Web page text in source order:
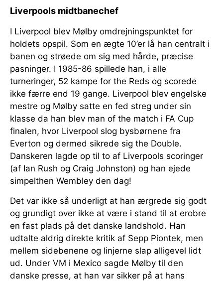
Liverpools midtbanechef
I Liverpool blev Mølby omdrejningspunktet for
holdets opspil. Som en ægte 10’er lå han centralt i
banen og strøede om sig med hårde, præcise
pasninger. I 1985-86 spillede han, i alle
turneringer, 52 kampe for the Reds og scorede
ikke færre end 19 gange. Liverpool blev engelske
mestre og Mølby satte en fed streg under sin
klasse da han blev man of the match i FA Cup
finalen, hvor Liverpool slog bysbørnene fra
Everton og dermed sikrede sig the Double.
Danskeren lagde op til to af Liverpools scoringer
(af Ian Rush og Craig Johnston) og han ejede
simpelthen Wembley den dag!
Det var ikke så underligt at han ærgrede sig godt
og grundigt over ikke at være i stand til at erobre
en fast plads på det danske landshold. Han
udtalte aldrig direkte kritik af Sepp Piontek, men
mellem sidebenene og linjerne slap alligevel lidt
ud. Under VM i Mexico sagde Mølby til den
danske presse, at han var sikker på at hans